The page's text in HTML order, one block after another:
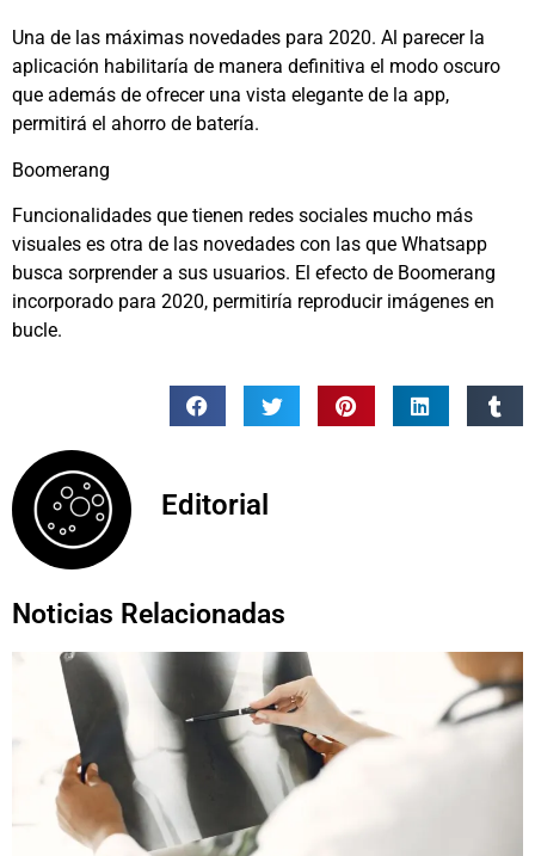
Una de las máximas novedades para 2020. Al parecer la
aplicación habilitaría de manera definitiva el modo oscuro
que además de ofrecer una vista elegante de la app,
permitirá el ahorro de batería.
Boomerang
Funcionalidades que tienen redes sociales mucho más
visuales es otra de las novedades con las que Whatsapp
busca sorprender a sus usuarios. El efecto de Boomerang
incorporado para 2020, permitiría reproducir imágenes en
bucle.
Editorial
Noticias Relacionadas